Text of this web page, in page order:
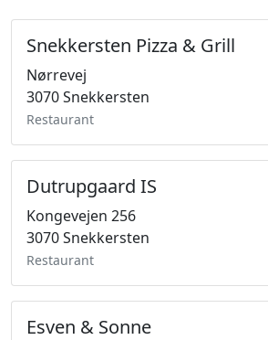
Snekkersten Pizza & Grill
Nørrevej
3070 Snekkersten
Restaurant
Dutrupgaard IS
Kongevejen 256
3070 Snekkersten
Restaurant
Esven & Sonne